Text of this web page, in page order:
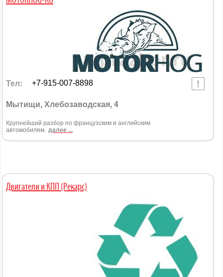
Тел: +7-915-007-8898
Мытищи, Хлебозаводская, 4
Крупнейший разбор по французским и английским
автомобилям. далее ...
Двигатели и КПП (Рекарс)